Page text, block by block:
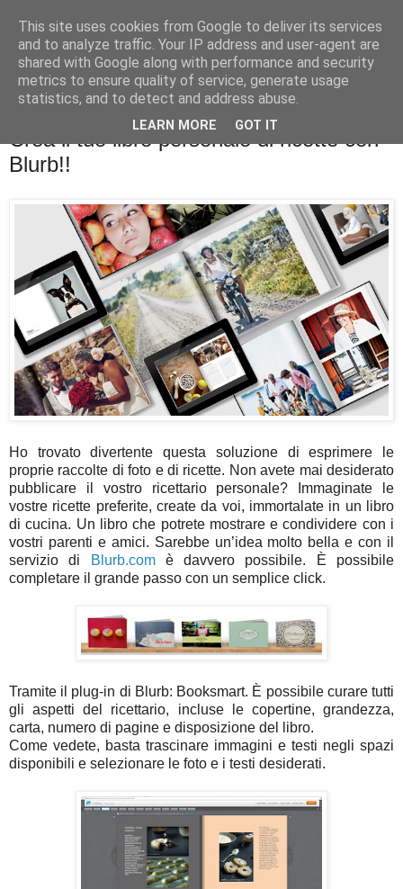
La cucina di QB
Se l'uomo è ciò che mangia il cuoco è ciò che cucina?
Crea il tuo libro personale di ricette con
Blurb!!
Ho trovato divertente questa soluzione di esprimere le
proprie raccolte di foto e di ricette. Non avete mai desiderato
pubblicare il vostro ricettario personale? Immaginate le
vostre ricette preferite, create da voi, immortalate in un libro
di cucina. Un libro che potrete mostrare e condividere con i
vostri parenti e amici. Sarebbe un’idea molto bella e con il
servizio di
Blurb.comè davvero possibile. È possibile
completare il grande passo con un semplice click.
Tramite il plug-in di Blurb: Booksmart. È possibile curare tutti
gli aspetti del ricettario, incluse le copertine, grandezza,
carta, numero di pagine e disposizione del libro.
Come vedete, basta trascinare immagini e testi negli spazi
disponibili e selezionare le foto e i testi desiderati.
This site uses cookies from Google to deliver its services
and to analyze traffic. Your IP address and user-agent are
shared with Google along with performance and security
metrics to ensure quality of service, generate usage
statistics, and to detect and address abuse.
LEARN MORE GOT IT